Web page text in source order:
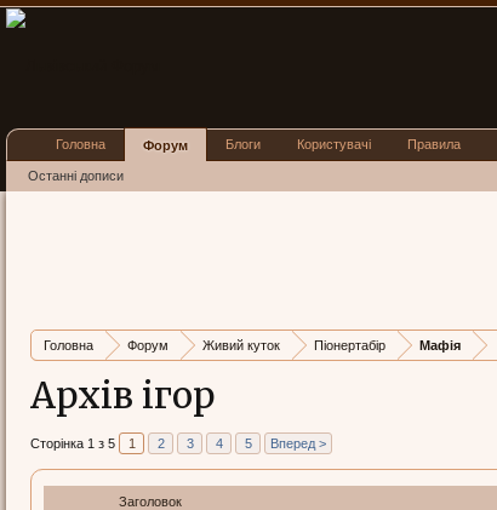
Головна Форум Живий куток Піонертабір Мафія
Архів ігор
Сторінка 1 з 5 1 2 3 4 5 Вперед >
Заголовок
Головна Форум
Останні дописи
Блоги Користувачі Правила